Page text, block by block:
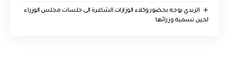
الزيدي يوجه بحضور وكلاء الوزارات الشاغرة الى جلسات مجلس الوزراء
لحين تسمية وزرائها